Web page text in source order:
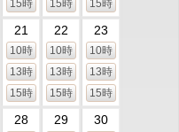
15時
15時
15時
21
10時
13時
15時
22
10時
13時
15時
23
10時
13時
15時
28 29 30